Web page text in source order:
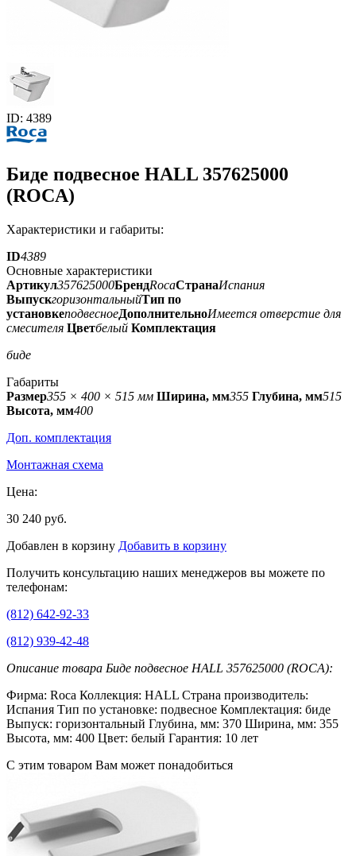
ID: 4389
Биде подвесное HALL 357625000
(ROCA)
Характеристики и габариты:
ID4389
Основные характеристики
Артикул357625000БрендRocaСтранаИспания
ВыпускгоризонтальныйТип по
установкеподвесноеДополнительноИмеется отверстие для
смесителя Цветбелый Комплектация
биде
Габариты
Размер355 × 400 × 515 мм Ширина, мм355 Глубина, мм515
Высота, мм400
Доп. комплектация
Монтажная схема
Цена:
30 240 руб.
Добавлен в корзину Добавить в корзину
Получить консультацию наших менеджеров вы можете по
телефонам:
(812) 642-92-33
(812) 939-42-48
Описание товара Биде подвесное HALL 357625000 (ROCA):
Фирма: Roca Коллекция: HALL Страна производитель:
Испания Тип по установке: подвесное Комплектация: биде
Выпуск: горизонтальный Глубина, мм: 370 Ширина, мм: 355
Высота, мм: 400 Цвет: белый Гарантия: 10 лет
С этим товаром Вам может понадобиться